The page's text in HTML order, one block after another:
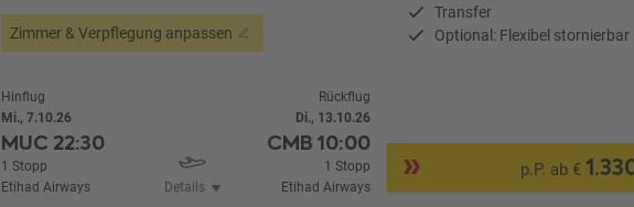
Zimmer & Verpflegung anpassen
Transfer
Optional: Flexibel stornierbar
Hinflug
Mi., 7.10.26
MUC 22:30
1 Stopp
Etihad Airways
Details
Rückflug
Di., 13.10.26
CMB10:00
1 Stopp
Etihad Airways
p.P. ab €